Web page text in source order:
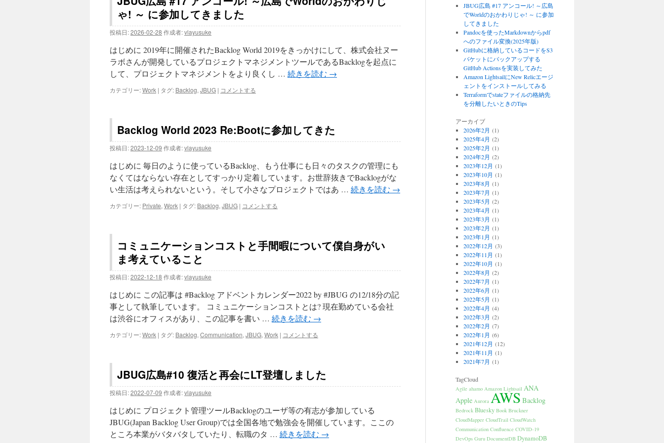
ゃ! ～ に参加してきました
投稿日:2026-02-28 作成者:vlayusuke
はじめに 2019年に開催されたBacklog World 2019をきっかけにして、株式会社ヌー
ラボさんが開発しているプロジェクトマネジメントツールであるBacklogを起点に
して、プロジェクトマネジメントをより良くし … 続きを読む →
カテゴリー:Work | タグ: Backlog, JBUG | コメントする
Backlog World 2023 Re:Bootに参加してきた
投稿日:2023-12-09 作成者:vlayusuke
はじめに 毎日のように使っているBacklog、もう仕事にも日々のタスクの管理にも
なくてはならない存在としてすっかり定着しています。お世辞抜きでBacklogがな
い生活は考えられないという。そして小さなプロジェクトではあ … 続きを読む →
カテゴリー: Private, Work | タグ: Backlog, JBUG | コメントする
コミュニケーションコストと手間暇について僕自身がい
ま考えていること
投稿日:2022-12-18 作成者:vlayusuke
はじめに この記事は #Backlog アドベントカレンダー2022 by #JBUG の12/18分の記
事として執筆しています。 コミュニケーションコストとは? 現在勤めている会社
は渋谷にオフィスがあり、この記事を書い … 続きを読む →
カテゴリー:Work | タグ: Backlog, Communication, JBUG, Work | コメントする
JBUG広島#10 復活と再会にLT登壇しました
投稿日:2022-07-09 作成者:vlayusuke
はじめに プロジェクト管理ツールBacklogのユーザ等の有志が参加している
JBUG(Japan Backlog User Group)では全国各地で勉強会を開催しています。ここの
ところ本業がバタバタしていたり、転職のタ … 続きを読む →
JBUG広島 #17 アンコール! ～広島
でWorldのおかわりじゃ! ～ に参加
してきました
Pandocを使ったMarkdownからpdf
へのファイル変換(2025年版)
GitHubに格納しているコードをS3
バケットにバックアップする
GitHub Actionsを実装してみた
Amazon LightsailにNew Relicエージ
ェントをインストールしてみる
Terraformでstateファイルの格納先
を分離したいときのTips
アーカイブ
2026年2月 (1)
2025年4月 (2)
2025年2月 (1)
2024年2月 (2)
2023年12月 (1)
2023年10月 (1)
2023年8月 (1)
2023年7月 (1)
2023年5月 (2)
2023年4月 (1)
2023年3月 (1)
2023年2月 (1)
2023年1月 (1)
2022年12月 (3)
2022年11月 (1)
2022年10月 (1)
2022年8月 (2)
2022年7月 (1)
2022年6月 (1)
2022年5月 (1)
2022年4月 (4)
2022年3月 (2)
2022年2月 (7)
2022年1月 (6)
2021年12月 (12)
2021年11月 (1)
2021年7月 (1)
TagCloud
Agile ahamo Amazon Lightsail ANA
Apple Aurora AWS Backlog
Bedrock Bluesky Book Bruckner
CloudMapper CloudTrail CloudWatch
Communication Confluence COVID-19
DevOps Guru DocumentDB DynamoDB